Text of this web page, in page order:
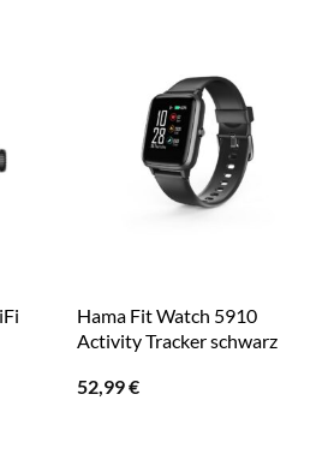
Hama Fit Watch 5910
Activity Tracker schwarz
52,99€